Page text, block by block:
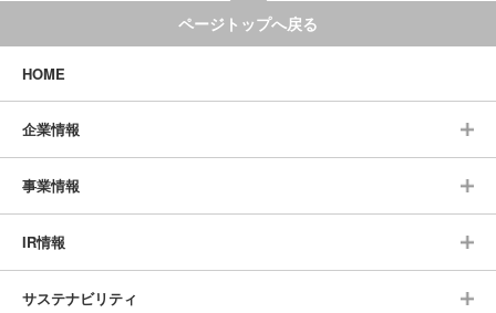
ページトップへ戻る
HOME
企業情報
事業情報
IR情報
サステナビリティ